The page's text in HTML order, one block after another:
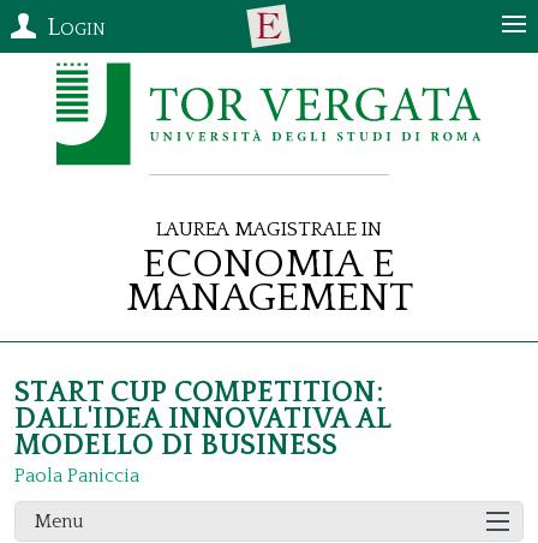
Login
Laurea Magistrale in
Economia e
Management
START CUP COMPETITION:
DALL'IDEA INNOVATIVA AL
MODELLO DI BUSINESS
Paola Paniccia
Menu